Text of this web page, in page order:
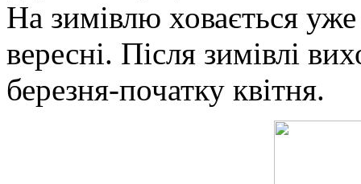
На зимівлю ховається
вересні. Після зимівлі
березня-початку квітня.